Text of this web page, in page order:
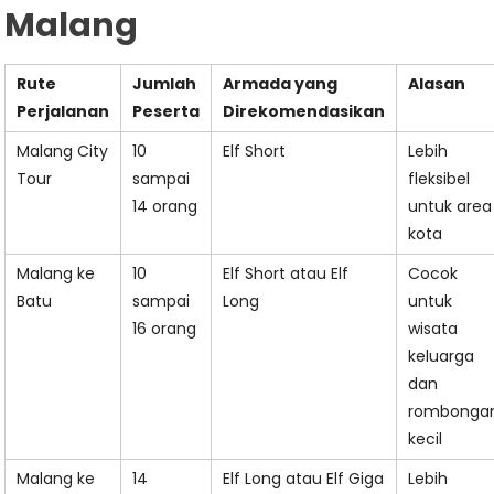
Malang
Rute
Perjalanan
Jumlah
Peserta
Armada yang
Direkomendasikan
Alasan
Malang City
Tour
10
sampai
14 orang
Elf Short
Lebih
fleksibel
untuk area
kota
Malang ke
Batu
10
sampai
16 orang
Elf Short atau Elf
Long
Cocok
untuk
wisata
keluarga
dan
kecil
Malang ke
14
Elf Long atau Elf Giga
Lebih